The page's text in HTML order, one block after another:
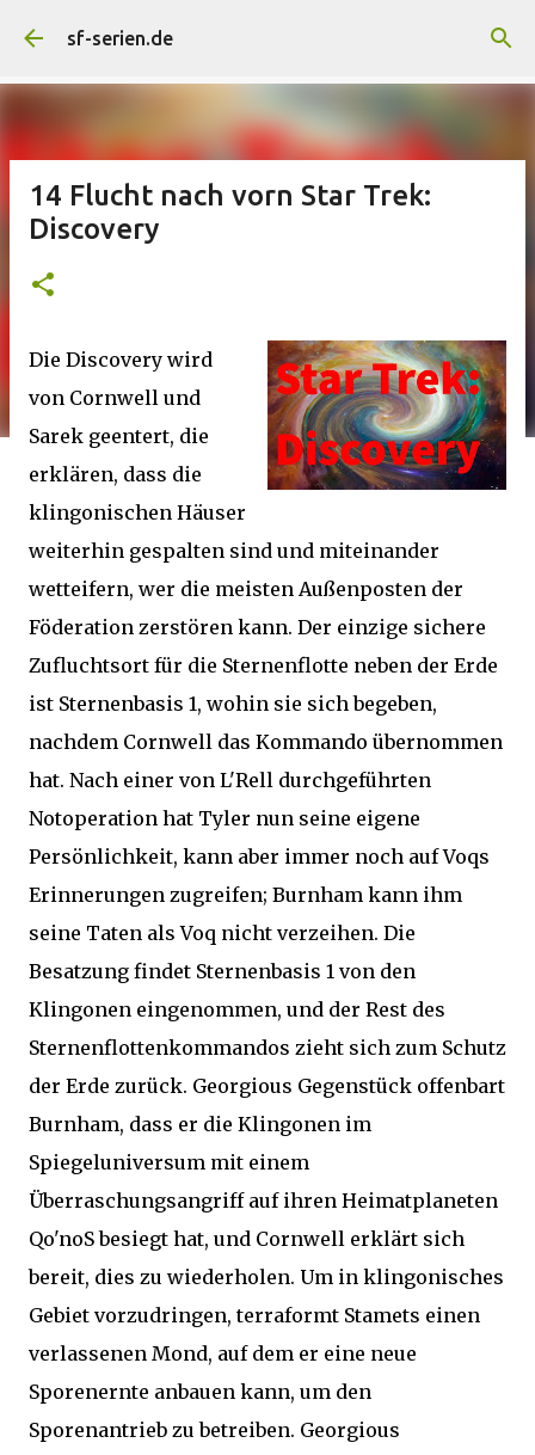
Direkt zum Hauptbereich
sf-serien.de
14 Flucht nach vorn Star Trek:
Discovery
Die Discovery wird
von Cornwell und
Sarek geentert, die
erklären, dass die
klingonischen Häuser
weiterhin gespalten sind und miteinander
wetteifern, wer die meisten Außenposten der
Föderation zerstören kann. Der einzige sichere
Zufluchtsort für die Sternenflotte neben der Erde
ist Sternenbasis 1, wohin sie sich begeben,
nachdem Cornwell das Kommando übernommen
hat. Nach einer von L'Rell durchgeführten
Notoperation hat Tyler nun seine eigene
Persönlichkeit, kann aber immer noch auf Voqs
Erinnerungen zugreifen; Burnham kann ihm
seine Taten als Voq nicht verzeihen. Die
Besatzung findet Sternenbasis 1 von den
Klingonen eingenommen, und der Rest des
Sternenflottenkommandos zieht sich zum Schutz
der Erde zurück. Georgious Gegenstück offenbart
Burnham, dass er die Klingonen im
Spiegeluniversum mit einem
Überraschungsangriff auf ihren Heimatplaneten
Qo'noS besiegt hat, und Cornwell erklärt sich
bereit, dies zu wiederholen. Um in klingonisches
Gebiet vorzudringen, terraformt Stamets einen
verlassenen Mond, auf dem er eine neue
Sporenernte anbauen kann, um den
Sporenantrieb zu betreiben. Georgious